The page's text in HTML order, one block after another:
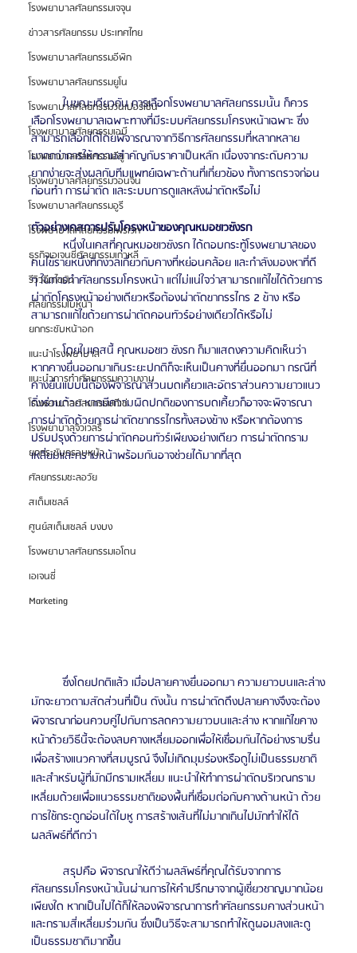
โรงพยาบาลศัลยกรรมเจจุน
ข่าวสารศัลยกรรม ประเทศไทย
โรงพยาบาลศัลยกรรมอีพิก
โรงพยาบาลศัลยกรรมยูโน
โรงพยาบาลศัลยกรรมวันเปอร์เซ็น
โรงพยาบาลศัลยกรรมเอบี
โรงพยาบาลศัลยกรรมอียู
โรงพยาบาลศัลยกรรมวอนจิน
โรงพยาบาลศัลยกรรมอูรี
โรงพยาบาลศัลยกรรมไพรเวท
ธุรกิจเอเจนซี่ศัลยกรรมเกาหลี
รีวิวฉีดไขมัน
ศัลยกรรมใบหน้า
ยกกระชับหน้าอก
แนะนำโรงพยาบาล
แนะนำการทำศัลยกรรมความงาม
โรงพยาบาลศัลยกรรมดีเซ่
โรงพยาบาลจิวเวลรี่
ยกกระชับกรอบหน้า
ศัลยกรรมชะลอวัย
สเต็มเซลล์
ศูนย์สเต็มเซลล์ บงบง
โรงพยาบาลศัลยกรรมเอโตน
เอเจนซี่
Marketing
	ในขณะเดียวกัน การเลือกโรงพยาบาลศัลยกรรมนั้น ก็ควร
เลือกโรงพยาบาลเฉพาะทางที่มีระบบศัลยกรรมโครงหน้าเฉพาะ ซึ่ง
สามารถเลือกได้โดยพิจารณาจากวิธีการศัลยกรรมที่หลากหลาย
มากกว่าการให้ความสำคัญกับราคาเป็นหลัก เนื่องจากระดับความ
ยากง่ายจะส่งผลกับทีมแพทย์เฉพาะด้านที่เกี่ยวข้อง ทั้งการตรวจก่อน
ก่อนทำ การผ่าตัด และระบบการดูแลหลังผ่าตัดหรือไม่
ตัวอย่างเคสการปรับโครงหน้าของคุณหมอชเวซังรก
คนไข้รายหนึ่งที่กังวลเกี่ยวกับคางที่หย่อนคล้อย และกำลังมองหาที่ดี
ๆ ในการทำศัลยกรรมโครงหน้า แต่ไม่แน่ใจว่าสามารถแก้ไขได้ด้วยการ
ผ่าตัดโครงหน้าอย่างเดียวหรือต้องผ่าตัดขากรรไกร 2 ข้าง หรือ
สามารถแก้ไขด้วยการผ่าตัดคอนทัวร์อย่างเดียวได้หรือไม่
	โดยในเคสนี้ คุณหมอชเว ซังรก ก็มาแสดงความคิดเห็นว่า
หากคางยื่นออกมาเกินระยะปกติก็จะเห็นเป็นคางที่ยื่นออกมา กรณีที่
คางยื่นแบบนี้ต้องพิจารณาส่วนบดเคี้ยวและอัตราส่วนความยาวแนว
ดิ่งร่วมด้วย หากมีความผิดปกติของการบดเคี้ยวก็อาจจะพิจารณา
การผ่าตัดด้วยการผ่าตัดขากรรไกรทั้งสองข้าง หรือหากต้องการ
ปรับปรุงด้วยการผ่าตัดคอนทัวร์เพียงอย่างเดียว การผ่าตัดกราม
เหลี่ยมและกรามหน้าพร้อมกันอาจช่วยได้มากที่สุด
	ซึ่งโดยปกติแล้ว เมื่อปลายคางยื่นออกมา ความยาวบนและล่าง
มักจะยาวตามสัดส่วนที่เป็น ดังนั้น การผ่าตัดดึงปลายคางจึงจะต้อง
พิจารณาก่อนควบคู่ไปกับการลดความยาวบนและล่าง หากแก้ไขคาง
หน้าด้วยวิธีนี้จะต้องลบคางเหลี่ยมออกเพื่อให้เชื่อมกันได้อย่างราบรื่น
เพื่อสร้างแนวคางที่สมบูรณ์ จึงไม่เกิดมุมร่องหรือดูไม่เป็นธรรมชาติ
และสำหรับผู้ที่มักมีกรามเหลี่ยม แนะนำให้ทำการผ่าตัดบริเวณกราม
เหลี่ยมด้วยเพื่อแนวธรรมชาติของพื้นที่เชื่อมต่อกับคางด้านหน้า ด้วย
การใช้กระดูกอ่อนใต้ใบหู การสร้างเส้นที่ไม่มากเกินไปมักทำให้ได้
ผลลัพธ์ที่ดีกว่า
	สรุปคือ พิจารณาให้ดีว่าผลลัพธ์ที่คุณได้รับจากการ
ศัลยกรรมโครงหน้านั้นผ่านการให้คำปรึกษาจากผู้เชี่ยวชาญมากน้อย
เพียงใด หากเป็นไปได้ก็ให้ลองพิจารณาการทำศัลยกรรมคางส่วนหน้า
และกรามสี่เหลี่ยมร่วมกัน ซึ่งเป็นวิธีจะสามารถทำให้ดูผอมลงและดู
เป็นธรรมชาติมากขึ้น